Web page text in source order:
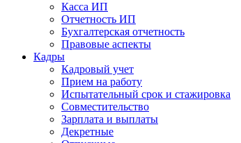
Касса ИП
Отчетность ИП
Бухгалтерская отчетность
Правовые аспекты
Кадры
Кадровый учет
Прием на работу
Испытательный срок и стажировка
Совместительство
Зарплата и выплаты
Декретные